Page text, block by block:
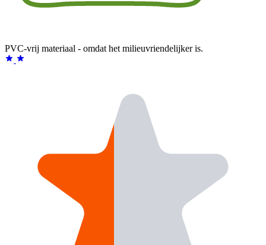
PVC-vrij materiaal - omdat het milieuvriendelijker is.